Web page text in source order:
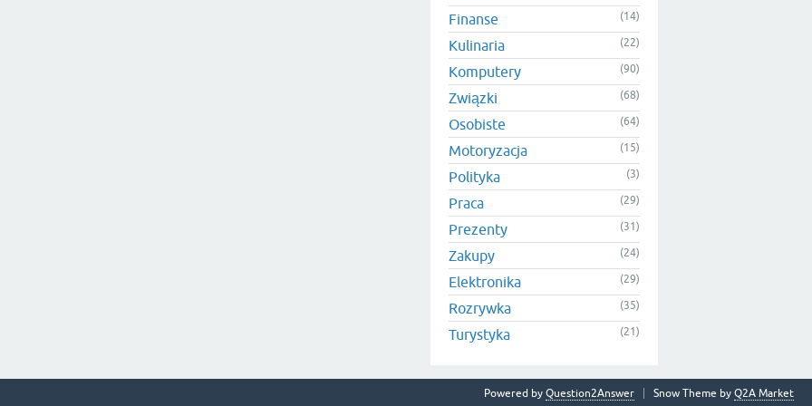
Finanse (14)
Kulinaria (22)
Komputery (90)
Związki (68)
Osobiste (64)
Motoryzacja (15)
Polityka (3)
Praca (29)
Prezenty (31)
Zakupy (24)
Elektronika (29)
Rozrywka (35)
Turystyka (21)
Snow Theme by Q2A Market
Powered by Question2Answer